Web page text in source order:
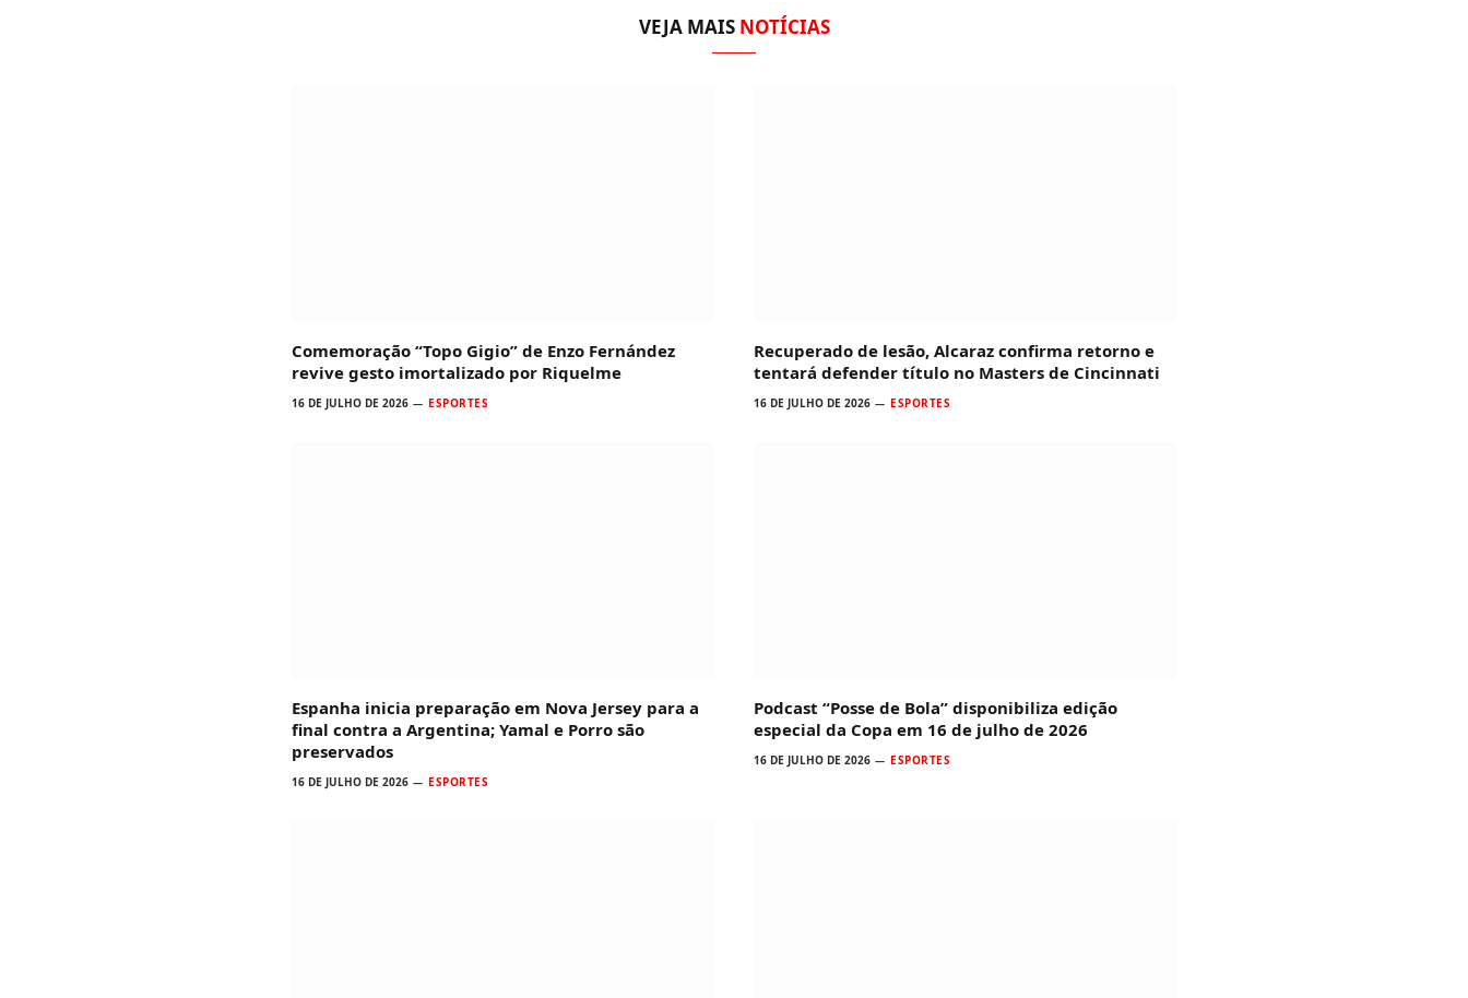
VEJA MAIS NOTÍCIAS
Comemoração “Topo Gigio” de Enzo Fernández
revive gesto imortalizado por Riquelme
16 DE JULHO DE 2026 ESPORTES
Recuperado de lesão, Alcaraz confirma retorno e
tentará defender título no Masters de Cincinnati
16 DE JULHO DE 2026 ESPORTES
Espanha inicia preparação em Nova Jersey para a
final contra a Argentina; Yamal e Porro são
preservados
16 DE JULHO DE 2026 ESPORTES
Podcast “Posse de Bola” disponibiliza edição
especial da Copa em 16 de julho de 2026
16 DE JULHO DE 2026 ESPORTES